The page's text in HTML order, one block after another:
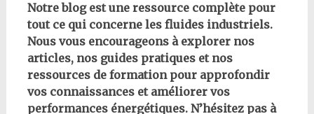
Notre blog est une ressource complète pour
tout ce qui concerne les fluides industriels.
Nous vous encourageons à explorer nos
articles, nos guides pratiques et nos
ressources de formation pour approfondir
vos connaissances et améliorer vos
performances énergétiques. N’hésitez pas à